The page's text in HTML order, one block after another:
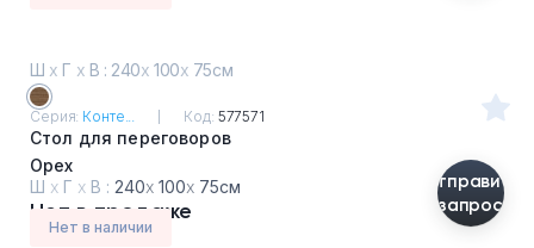
Ш х Г х В : 240х 100х 75см
Серия: Конте... Код: 577571
Стол для переговоров
Орех
Ш х Г х В : 240х 100х 75см
Нет в продаже
Нет в наличии
Отправить
запрос